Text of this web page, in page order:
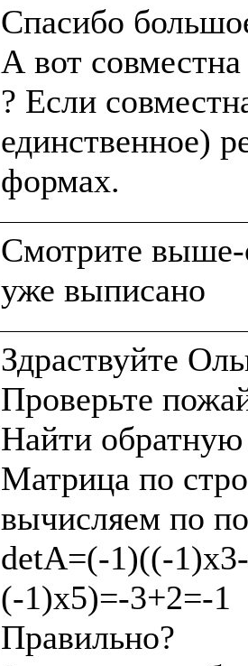
Спасибо
А вот
? Если
единственное)
Смотрите
Здраствуйте
Проверьте
Найти
Матрица по
вычисляем по
detA=(-1)((-
(-1)х5)=-3+2=-1
Правильно?